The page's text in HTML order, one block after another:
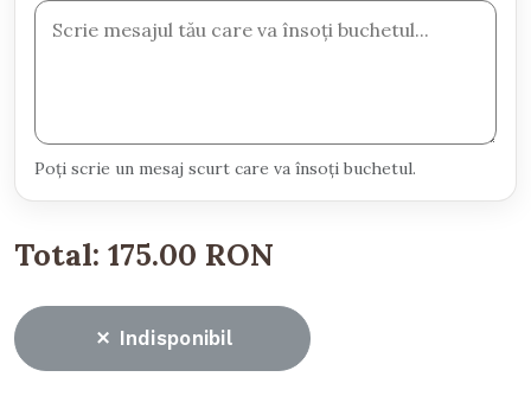
Poți scrie un mesaj scurt care va însoți buchetul.
Total: 175.00 RON
Indisponibil